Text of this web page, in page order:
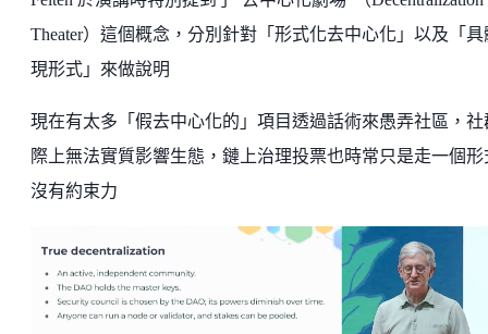
Theater）這個概念，分別針對「形式化去中心化」以及「具
現形式」來做說明
現在有太多「假去中心化的」項目透過話術來愚弄社區，社
際上無法實質影響生態，鏈上治理投票也時常只是走一個形
沒有約束力